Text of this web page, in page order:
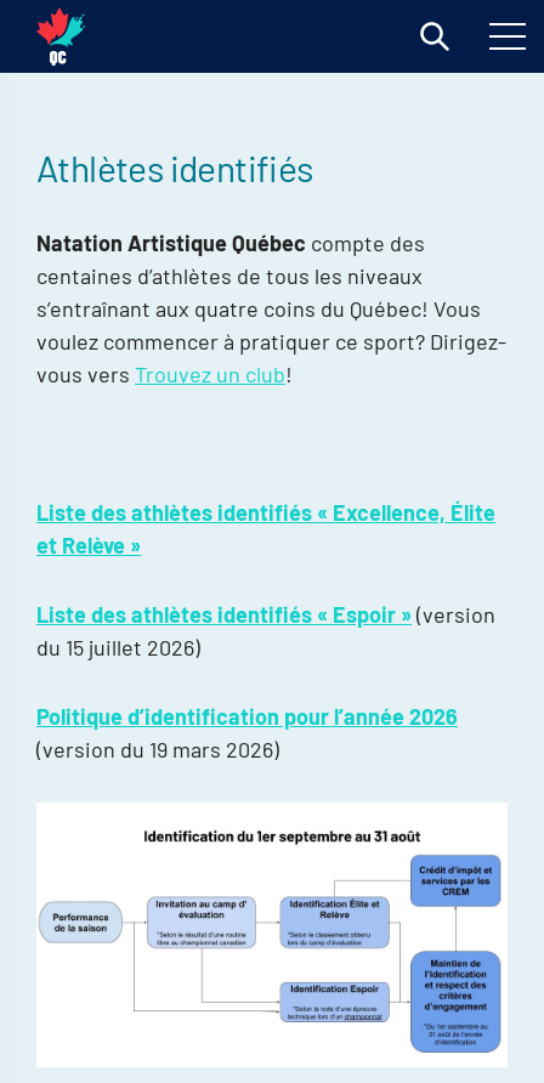
Athlètes identifiés
Natation Artistique Québec compte des
centaines d’athlètes de tous les niveaux
s’entraînant aux quatre coins du Québec! Vous
voulez commencer à pratiquer ce sport? Dirigez-
vous vers Trouvez un club!
Liste des athlètes identifiés « Excellence, Élite
et Relève »
Liste des athlètes identifiés « Espoir »(version
du 15 juillet 2026)
Politique d’identification pour l’année 2026
(version du 19 mars 2026)